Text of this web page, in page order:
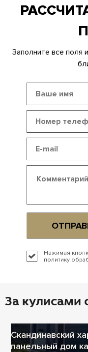
Заполните все поля
Нажимая
политику
За кулисами
Скандинавский
панельный дом